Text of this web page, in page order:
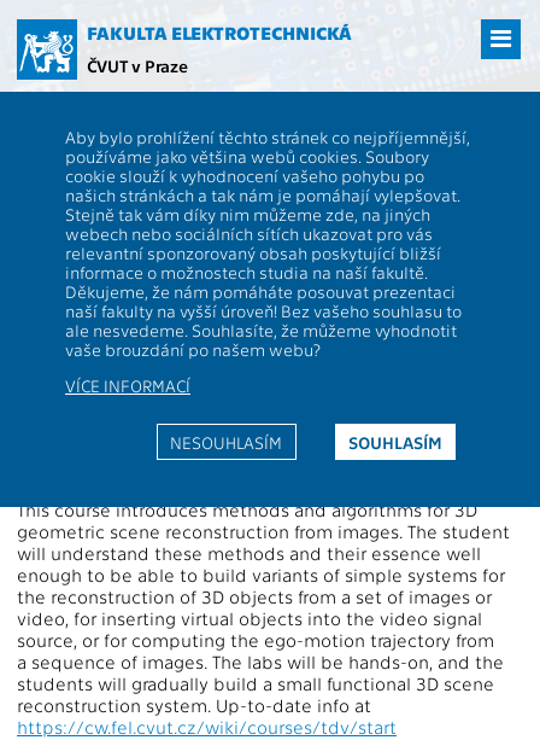
hlavní
obsah
FAKULTA ELEKTROTECHNICKÁ
ČVUT v Praze
Aby bylo prohlížení těchto stránek co nejpříjemnější,
používáme jako většina webů cookies. Soubory
cookie slouží k vyhodnocení vašeho pohybu po
našich stránkách a tak nám je pomáhají vylepšovat.
Stejně tak vám díky nim můžeme zde, na jiných
webech nebo sociálních sítích ukazovat pro vás
relevantní sponzorovaný obsah poskytující bližší
informace o možnostech studia na naší fakultě.
Děkujeme, že nám pomáháte posouvat prezentaci
naší fakulty na vyšší úroveň! Bez vašeho souhlasu to
ale nesvedeme. Souhlasíte, že můžeme vyhodnotit
vaše brouzdání po našem webu?
VÍCE INFORMACÍ
SOUHLASÍM
NESOUHLASÍM
XP33VID
XP33VID 3D Počítačové vidění
S Rozsah výuky:
Katedra:
13133 Jazyk výuky:
CS
Garanti:
Šára R. Zakončení:
Přednášející:
Šára R. Kreditů:
4
Cvičící:
Šára R. Semestr: Z
Webová stránka:
https://cw.fel.cvut.cz/wiki/courses/tdv/start
This course introduces methods and algorithms for 3D
geometric scene reconstruction from images. The student
will understand these methods and their essence well
enough to be able to build variants of simple systems for
the reconstruction of 3D objects from a set of images or
video, for inserting virtual objects into the video signal
source, or for computing the ego-motion trajectory from
a sequence of images. The labs will be hands-on, and the
students will gradually build a small functional 3D scene
reconstruction system. Up-to-date info at
https://cw.fel.cvut.cz/wiki/courses/tdv/start